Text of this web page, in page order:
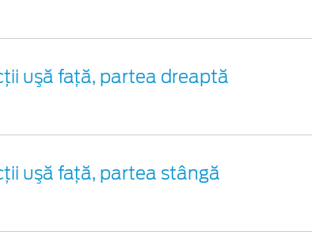
uşă față, partea dreaptă
uşă față, partea stângă